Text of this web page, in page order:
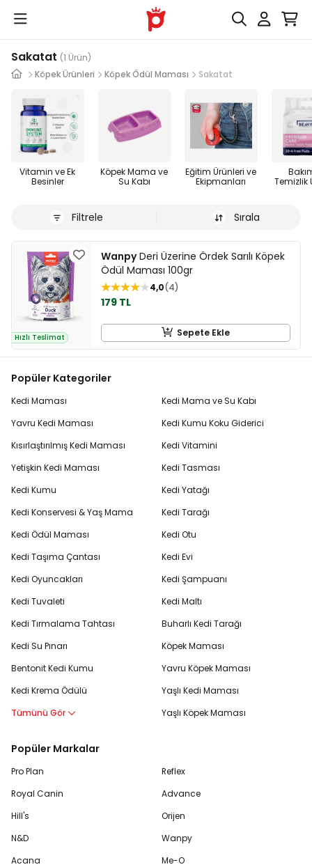
Sakatat (1 Ürün)
Köpek Ürünleri
Köpek Ödül Maması Sakatat
Vitamin ve Ek
Besinler
Köpek Mama ve
Su Kabı
Eğitim Ürünleri ve
Ekipmanları
Temizlik
Filtrele Sırala
Hızlı Teslimat
WanpyDeri Üzerine Ördek Sarılı Köpek
Ödül Maması 100gr
4,0 4
179 TL
Sepete Ekle
Popüler Kategoriler
Kedi Maması
Yavru Kedi Maması
Kısırlaştırılmış Kedi Maması
Yetişkin Kedi Maması
Kedi Kumu
Kedi Konservesi & Yaş Mama
Kedi Ödül Maması
Kedi Taşıma Çantası
Kedi Oyuncakları
Kedi Tuvaleti
Kedi Tırmalama Tahtası
Kedi Su Pınarı
Bentonit Kedi Kumu
Kedi Krema Ödülü
Tümünü Gör
Kedi Mama ve Su Kabı
Kedi Kumu Koku Giderici
Kedi Vitamini
Kedi Tasması
Kedi Yatağı
Kedi Tarağı
Kedi Otu
Kedi Evi
Kedi Şampuanı
Kedi Maltı
Buharlı Kedi Tarağı
Köpek Maması
Yavru Köpek Maması
Yaşlı Kedi Maması
Yaşlı Köpek Maması
Popüler Markalar
Pro Plan
Royal Canin
Hill's
N&D
Acana
Reflex
Advance
Orijen
Wanpy
Me-O